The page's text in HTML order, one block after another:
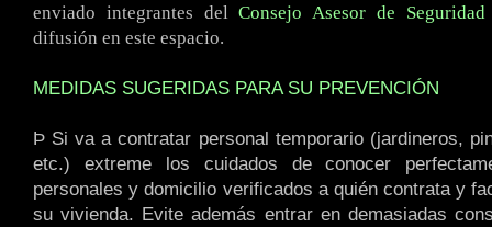
enviado integrantes delConsejo Asesor de Seguridad
difusión en este espacio.
MEDIDAS SUGERIDAS PARA SU PREVENCIÓN
Þ Si va a contratar personal temporario (jardineros,
etc.) extreme los cuidados de conocer
personales y domicilio verificados a quién contrata y
su vivienda. Evite además entrar en demasiadas